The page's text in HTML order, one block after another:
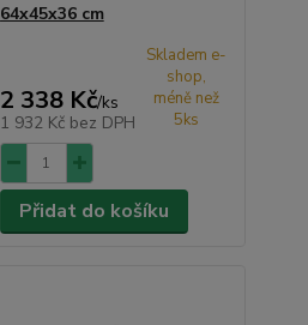
64x45x36 cm
2 338 Kč/ks
1 932 Kč bez DPH
Skladem e-
shop,
méně než
5ks
Přidat do košíku